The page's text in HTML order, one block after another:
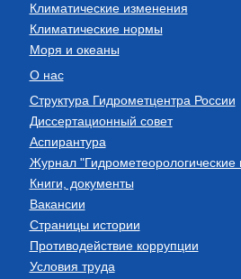
Климатические изменения
Климатические нормы
Моря и океаны
О нас
Структура Гидрометцентра России
Диссертационный совет
Аспирантура
Журнал "Гидрометеорологические
Книги, документы
Вакансии
Страницы истории
Противодействие коррупции
Условия труда